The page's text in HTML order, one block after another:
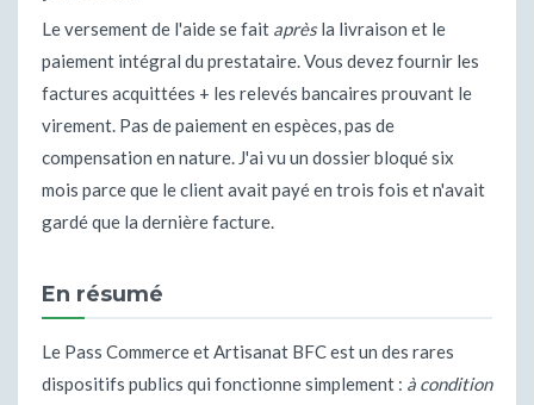
Le versement de l'aide se fait aprèsla livraison et le
paiement intégral du prestataire. Vous devez fournir les
factures acquittées + les relevés bancaires prouvant le
virement. Pas de paiement en espèces, pas de
compensation en nature. J'ai vu un dossier bloqué six
mois parce que le client avait payé en trois fois et n'avait
gardé que la dernière facture.
En résumé
Le Pass Commerce et Artisanat BFC est un des rares
dispositifs publics qui fonctionne simplement : à condition